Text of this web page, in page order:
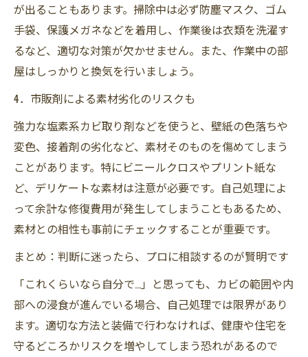
が出ることもあります。掃除中は必ず防塵マスク、ゴム
手袋、保護メガネなどを着用し、作業後は衣類を洗濯す
るなど、適切な対策が欠かせません。また、作業中の部
屋はしっかりと換気を行いましょう。
4．市販剤による素材劣化のリスクも
強力な塩素系カビ取り剤などを使うと、壁紙の色落ちや
変色、接着剤の劣化など、素材そのものを傷めてしまう
ことがあります。特にビニールクロスやプリント紙な
ど、デリケートな素材は注意が必要です。自己処理によ
って余計な修復費用が発生してしまうこともあるため、
素材との相性も事前にチェックすることが重要です。
まとめ：判断に迷ったら、プロに相談するのが賢明です
「これくらいなら自分で…」と思っても、カビの範囲や内
部への浸食が進んでいる場合、自己処理では限界があり
ます。適切な方法と装備で行わなければ、健康や住宅を
守るどころかリスクを増やしてしまう恐れがあるので